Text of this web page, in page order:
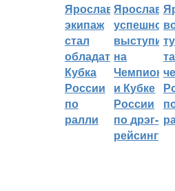
Ярославский
экипаж
стал
обладателем
Кубка
России
по
ралли
успешно
на
и Кубке
России
по дрэг-
рейсингу